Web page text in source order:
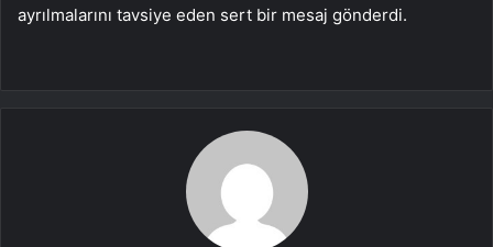
ayrılmalarını tavsiye eden sert bir mesaj gönderdi.